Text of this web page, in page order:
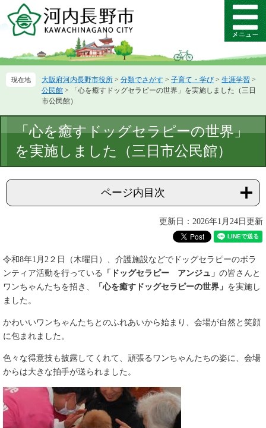
ー
先
ニ
を
本
文
メ
ニ
ー
大阪府河内長野市役所 > 分類でさがす > 子育て・学び > 生涯学習 >
公民館 >
「心を癒すドッグセラピーの世界」を実施しました（三日
市公民館）
文
「心を癒すドッグセラピーの世界」
を実施しました（三日市公民館）
ページ内目次
更新日：2026年1月24日更新
令和8年1月2２日（木曜日）、介護施設などでドッグセラピーのボラ
ンティア活動を行っている​
「ドッグセラピー アンジュ」 の皆さんと
ワンちゃんたちを招き、
「心を癒すドッグセラピーの世界」 を実施し
ました。
かわいいワンちゃんたちとのふれあいから始まり、会場が自然と笑顔
に包まれました。
色々な得意技も披露してくれて、頑張るワンちゃんたちの姿に、会場
からは大きな拍手が送られました。